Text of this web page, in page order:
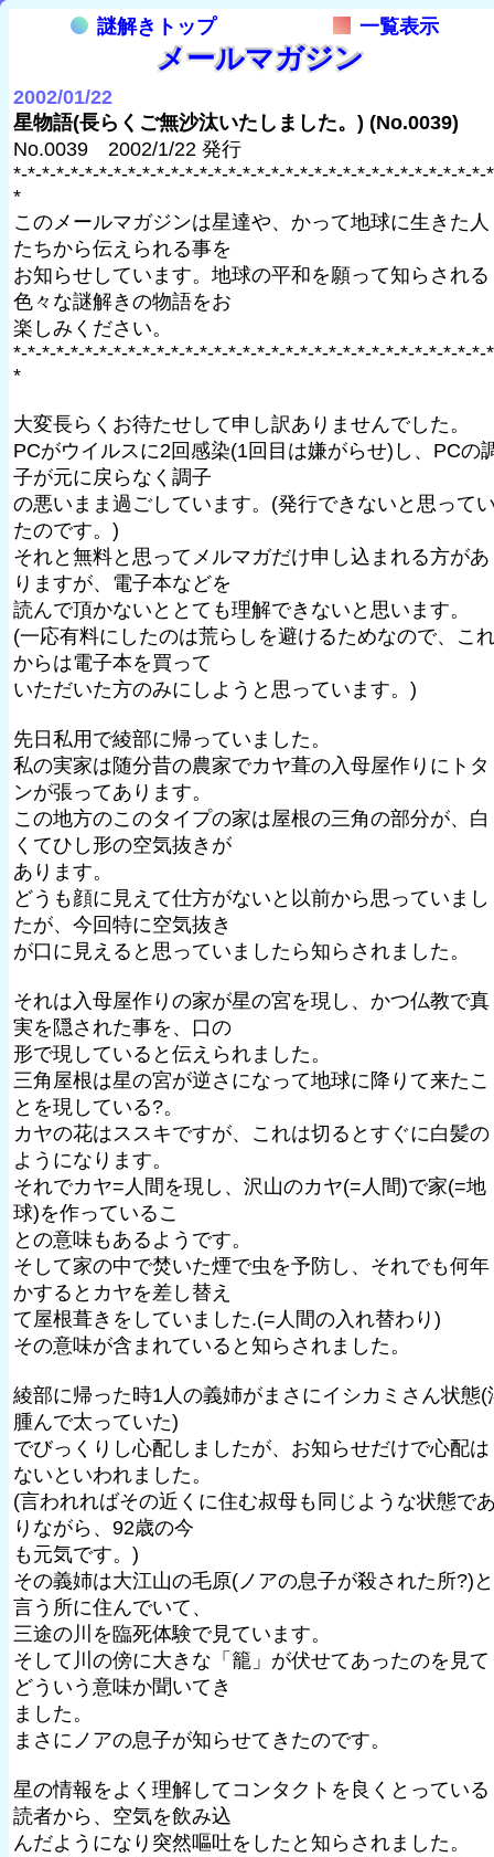
謎解きトップ 一覧表示
メールマガジン
2002/01/22
星物語(長らくご無沙汰いたしました。) (No.0039)
No.0039 2002/1/22 発行
*-*-*-*-*-*-*-*-*-*-*-*-*-*-*-*-*-*-*-*-*-*-*-*-*-*-*-*-*-*-*-*-*-
*
このメールマガジンは星達や、かって地球に生きた人
たちから伝えられる事を
お知らせしています。地球の平和を願って知らされる
色々な謎解きの物語をお
楽しみください。
*-*-*-*-*-*-*-*-*-*-*-*-*-*-*-*-*-*-*-*-*-*-*-*-*-*-*-*-*-*-*-*-*-
*
大変長らくお待たせして申し訳ありませんでした。
PCがウイルスに2回感染(1回目は嫌がらせ)し、PCの
子が元に戻らなく調子
の悪いまま過ごしています。(発行できないと思って
たのです。)
それと無料と思ってメルマガだけ申し込まれる方があ
りますが、電子本などを
読んで頂かないととても理解できないと思います。
(一応有料にしたのは荒らしを避けるためなので、こ
からは電子本を買って
いただいた方のみにしようと思っています。)
先日私用で綾部に帰っていました。
私の実家は随分昔の農家でカヤ葺の入母屋作りにトタ
ンが張ってあります。
この地方のこのタイプの家は屋根の三角の部分が、白
くてひし形の空気抜きが
あります。
どうも顔に見えて仕方がないと以前から思っていまし
たが、今回特に空気抜き
が口に見えると思っていましたら知らされました。
それは入母屋作りの家が星の宮を現し、かつ仏教で真
実を隠された事を、口の
形で現していると伝えられました。
三角屋根は星の宮が逆さになって地球に降りて来たこ
とを現している?。
カヤの花はススキですが、これは切るとすぐに白髪の
ようになります。
それでカヤ=人間を現し、沢山のカヤ(=人間)で家(=地
球)を作っているこ
との意味もあるようです。
そして家の中で焚いた煙で虫を予防し、それでも何年
かするとカヤを差し替え
て屋根葺きをしていました.(=人間の入れ替わり)
その意味が含まれていると知らされました。
綾部に帰った時1人の義姉がまさにイシカミさん状態(
腫んで太っていた)
でびっくりし心配しましたが、お知らせだけで心配は
ないといわれました。
(言われればその近くに住む叔母も同じような状態で
りながら、92歳の今
も元気です。)
その義姉は大江山の毛原(ノアの息子が殺された所?)と
言う所に住んでいて、
三途の川を臨死体験で見ています。
そして川の傍に大きな「籠」が伏せてあったのを見て
どういう意味か聞いてき
ました。
まさにノアの息子が知らせてきたのです。
星の情報をよく理解してコンタクトを良くとっている
読者から、空気を飲み込
んだようになり突然嘔吐をしたと知らされました。